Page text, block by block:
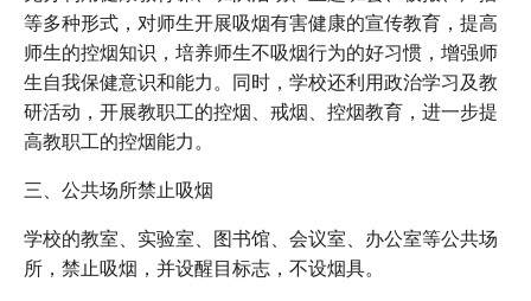
等多种形式，对师生开展吸烟有害健康的宣传教育，提高
师生的控烟知识，培养师生不吸烟行为的好习惯，增强师
生自我保健意识和能力。同时，学校还利用政治学习及教
研活动，开展教职工的控烟、戒烟、控烟教育，进一步提
高教职工的控烟能力。
三、公共场所禁止吸烟
学校的教室、实验室、图书馆、会议室、办公室等公共场
所，禁止吸烟，并设醒目标志，不设烟具。